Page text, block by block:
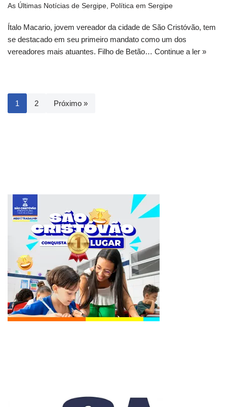
As Últimas Notícias de Sergipe Política em Sergipe
Ítalo Macario, jovem vereador da cidade de São Cristóvão, tem
se destacado em seu primeiro mandato como um dos
vereadores mais atuantes. Filho de Betão… Continue a ler »
1 2 Próximo »